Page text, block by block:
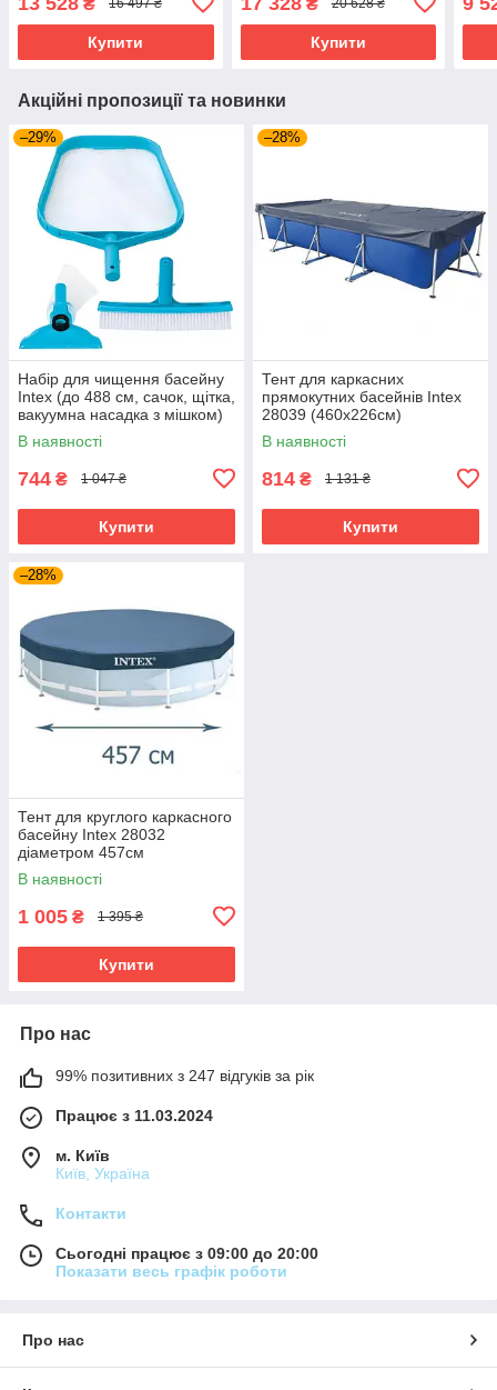
басейнів до 35000 л
16 497 ₴
Купити
л
20 628 ₴
Купити
Акційні пропозиції та новинки
–29%
Набір для чищення басейну
Intex (до 488 см, сачок, щітка,
вакуумна насадка з мішком)
29056
В наявності
744 ₴ 1 047 ₴
Купити
–28%
Тент для каркасних
прямокутних басейнів Intex
28039 (460x226см)
В наявності
814 ₴ 1 131 ₴
Купити
–28%
Тент для круглого каркасного
басейну Intex 28032
діаметром 457см
В наявності
1 005 ₴ 1 395 ₴
Купити
Про нас
99% позитивних з 247 відгуків за рік
Працює з 11.03.2024
м. Київ
Київ, Україна
Контакти
Сьогодні працює з 09:00 до 20:00
Показати весь графік роботи
Про нас